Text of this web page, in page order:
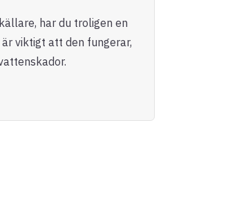
har du troligen en
viktigt att den fungerar,